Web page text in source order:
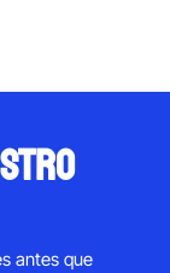
antes que